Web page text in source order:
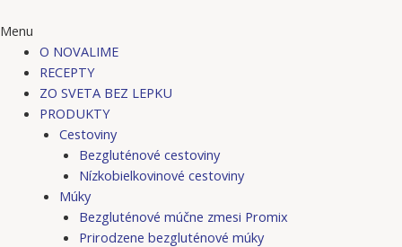
Menu
O NOVALIME
RECEPTY
ZO SVETA BEZ LEPKU
PRODUKTY
Cestoviny
Bezgluténové cestoviny
Nízkobielkovinové cestoviny
Múky
Bezgluténové múčne zmesi Promix
Prirodzene bezgluténové múky